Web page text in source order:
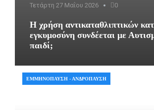
Τετάρτη 27 Μαΐου 2026 0
Η χρήση αντικαταθλιπτικών
εγκυμοσύνη συνδέεται με
παιδί;
ΕΜΜΗΝΌΠΑΥΣΗ - ΑΝΔΡΌΠΑΥΣΗ